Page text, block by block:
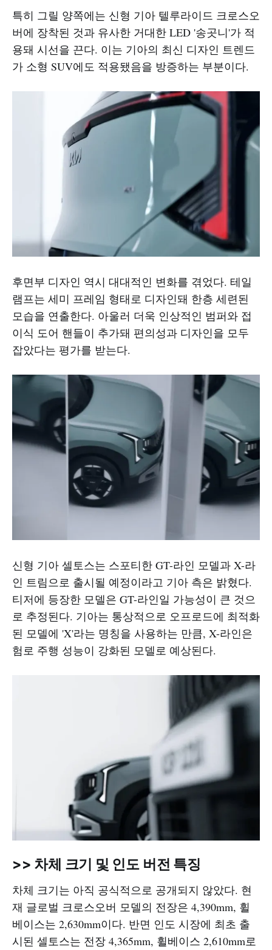
특히 그릴 양쪽에는 신형 기아 텔루라이드 크로스오
버에 장착된 것과 유사한 거대한 LED '송곳니'가 적
용돼 시선을 끈다. 이는 기아의 최신 디자인 트렌드
가 소형 SUV에도 적용됐음을 방증하는 부분이다.
후면부 디자인 역시 대대적인 변화를 겪었다. 테일
램프는 세미 프레임 형태로 디자인돼 한층 세련된
모습을 연출한다. 아울러 더욱 인상적인 범퍼와 접
이식 도어 핸들이 추가돼 편의성과 디자인을 모두
잡았다는 평가를 받는다.
신형 기아 셀토스는 스포티한 GT-라인 모델과 X-라
인 트림으로 출시될 예정이라고 기아 측은 밝혔다.
티저에 등장한 모델은 GT-라인일 가능성이 큰 것으
로 추정된다. 기아는 통상적으로 오프로드에 최적화
된 모델에 'X'라는 명칭을 사용하는 만큼, X-라인은
험로 주행 성능이 강화된 모델로 예상된다.
>> 차체 크기 및 인도 버전 특징
차체 크기는 아직 공식적으로 공개되지 않았다. 현
재 글로벌 크로스오버 모델의 전장은 4,390mm, 휠
베이스는 2,630mm이다. 반면 인도 시장에 최초 출
시된 셀토스는 전장 4,365mm, 휠베이스 2,610mm로